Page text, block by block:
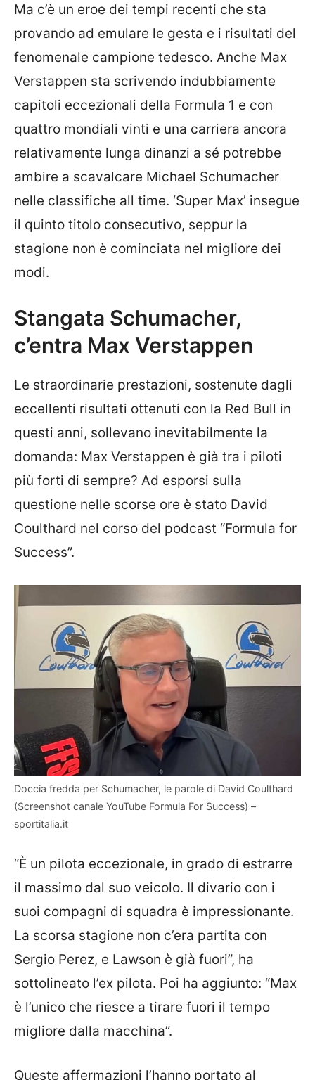
Ma c’è un eroe dei tempi recenti che sta
provando ad emulare le gesta e i risultati del
fenomenale campione tedesco. Anche Max
Verstappen sta scrivendo indubbiamente
capitoli eccezionali della Formula 1 e con
quattro mondiali vinti e una carriera ancora
relativamente lunga dinanzi a sé potrebbe
ambire a scavalcare Michael Schumacher
nelle classifiche all time. ‘Super Max’ insegue
il quinto titolo consecutivo, seppur la
stagione non è cominciata nel migliore dei
modi.
Stangata Schumacher,
c’entra Max Verstappen
Le straordinarie prestazioni, sostenute dagli
eccellenti risultati ottenuti con la Red Bull in
questi anni, sollevano inevitabilmente la
domanda: Max Verstappen è già tra i piloti
più forti di sempre? Ad esporsi sulla
questione nelle scorse ore è stato David
Coulthard nel corso del podcast “Formula for
Success”.
Doccia fredda per Schumacher, le parole di David Coulthard
(Screenshot canale YouTube Formula For Success) –
sportitalia.it
“È un pilota eccezionale, in grado di estrarre
il massimo dal suo veicolo. Il divario con i
suoi compagni di squadra è impressionante.
La scorsa stagione non c’era partita con
Sergio Perez, e Lawson è già fuori”, ha
sottolineato l’ex pilota. Poi ha aggiunto: “Max
è l’unico che riesce a tirare fuori il tempo
migliore dalla macchina”.
Queste affermazioni l’hanno portato al